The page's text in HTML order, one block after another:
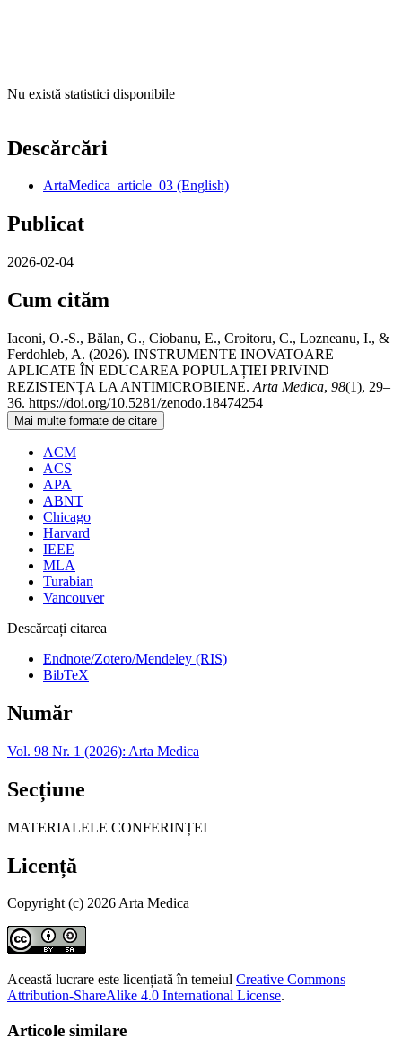
Nu există statistici disponibile
Descărcări
ArtaMedica_article_03 (English)
Publicat
2026-02-04
Cum cităm
Iaconi, O.-S., Bălan, G., Ciobanu, E., Croitoru, C., Lozneanu, I., &
Ferdohleb, A. (2026). INSTRUMENTE INOVATOARE
APLICATE ÎN EDUCAREA POPULAȚIEI PRIVIND
REZISTENȚA LA ANTIMICROBIENE. Arta Medica, 98(1), 29–
36. https://doi.org/10.5281/zenodo.18474254
Mai multe formate de citare
ACM
ACS
APA
ABNT
Chicago
Harvard
IEEE
MLA
Turabian
Vancouver
Descărcați citarea
Endnote/Zotero/Mendeley (RIS)
BibTeX
Număr
Vol. 98 Nr. 1 (2026): Arta Medica
Secțiune
MATERIALELE CONFERINȚEI
Licență
Copyright (c) 2026 Arta Medica
Această lucrare este licențiată în temeiul Creative Commons
Attribution-ShareAlike 4.0 International License.
Articole similare